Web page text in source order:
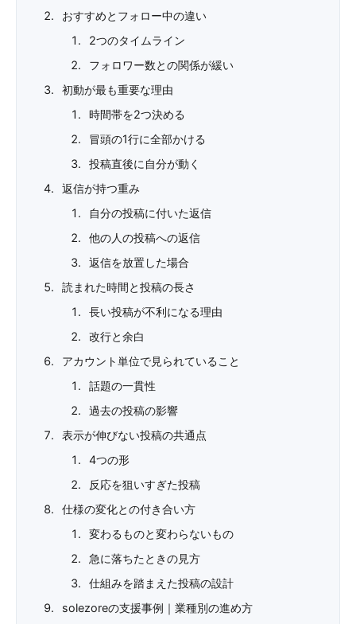
おすすめとフォロー中の違い
2つのタイムライン
フォロワー数との関係が緩い
初動が最も重要な理由
時間帯を2つ決める
冒頭の1行に全部かける
投稿直後に自分が動く
返信が持つ重み
自分の投稿に付いた返信
他の人の投稿への返信
返信を放置した場合
読まれた時間と投稿の長さ
長い投稿が不利になる理由
改行と余白
アカウント単位で見られていること
話題の一貫性
過去の投稿の影響
表示が伸びない投稿の共通点
4つの形
反応を狙いすぎた投稿
仕様の変化との付き合い方
変わるものと変わらないもの
急に落ちたときの見方
仕組みを踏まえた投稿の設計
solezoreの支援事例｜業種別の進め方